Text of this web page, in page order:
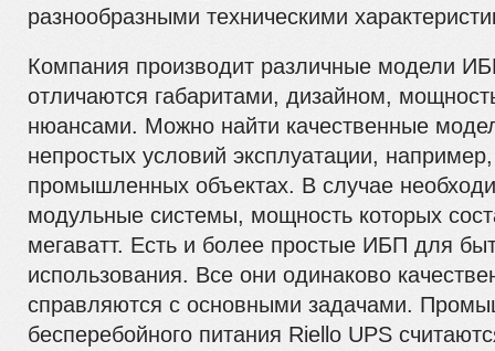
разнообразными техническими
Компания производит различные модели
отличаются габаритами, дизайном,
нюансами. Можно найти качественные
непростых условий эксплуатации,
промышленных объектах. В случае
модульные системы, мощность которых
мегаватт. Есть и более простые ИБП для
использования. Все они одинаково
справляются с основными задачами.
бесперебойного питания Riello UPS